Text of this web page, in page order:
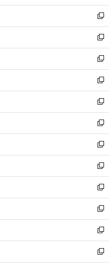
開
く
ウ
で
開
く
ン
ド
ウ
で
開
く
新
し
い
ウ
ィ
ン
ド
ウ
で
開
く
新
し
い
ウ
ィ
ン
ド
ウ
で
開
く
新
し
い
ウ
ィ
ン
ド
ウ
で
開
く
新
し
い
ウ
ィ
ン
ド
ウ
で
開
く
新
し
い
ウ
ィ
ン
ド
ウ
で
開
く
新
し
い
ウ
ィ
ン
ド
ウ
で
開
く
新
し
い
ウ
ィ
ン
ド
ウ
で
開
く
新
し
い
ウ
ィ
ン
ド
ウ
で
開
新
し
い
ウ
ィ
ン
ド
ウ
新
し
い
ウ
ィ
ン
新
し
い
ウ
新
し